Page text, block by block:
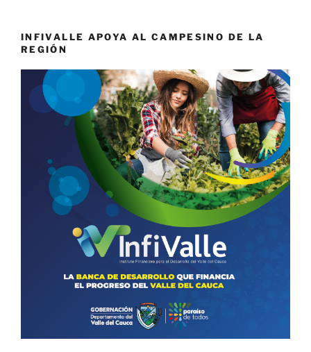
INFIVALLE APOYA AL CAMPESINO DE LA
REGIÓN